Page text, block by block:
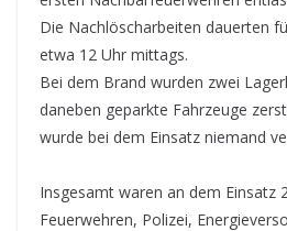
Die Nachlöscharbeiten dauerten
etwa 12 Uhr mittags.
Bei dem Brand wurden zwei
daneben geparkte Fahrzeuge
wurde bei dem Einsatz niemand
Insgesamt waren an dem Einsatz
Feuerwehren, Polizei,